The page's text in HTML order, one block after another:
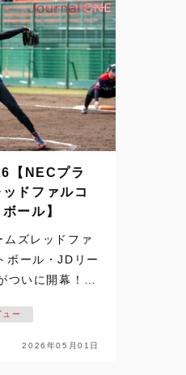
【NECプラ
ドファルコ
ール】
ズレッドファ
ボール・JDリー
ついに開幕！！
プラットフ
ルコンズ】の戦
ュー
2026年05月01日